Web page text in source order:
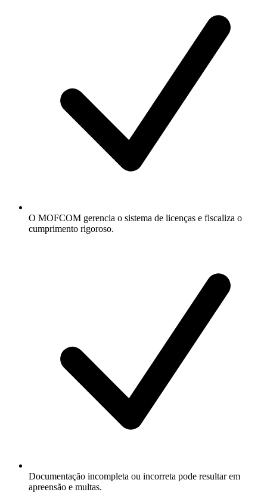
O MOFCOM gerencia o sistema de licenças e fiscaliza o
cumprimento rigoroso.
Documentação incompleta ou incorreta pode resultar em
apreensão e multas.